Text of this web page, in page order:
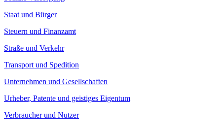
Staat und Bürger
Steuern und Finanzamt
Straße und Verkehr
Transport und Spedition
Unternehmen und Gesellschaften
Urheber, Patente und geistiges Eigentum
Verbraucher und Nutzer